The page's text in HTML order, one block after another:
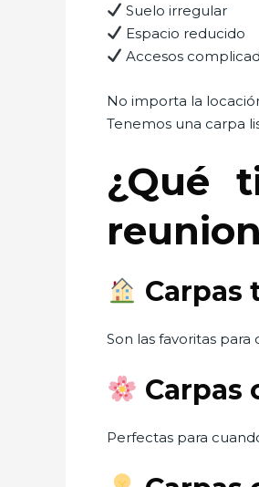
Suelo irregular
Espacio reducido
Accesos
No importa la
Tenemos una carpa
¿Qué
Carpas
Son las favoritas
Carpas
Perfectas para